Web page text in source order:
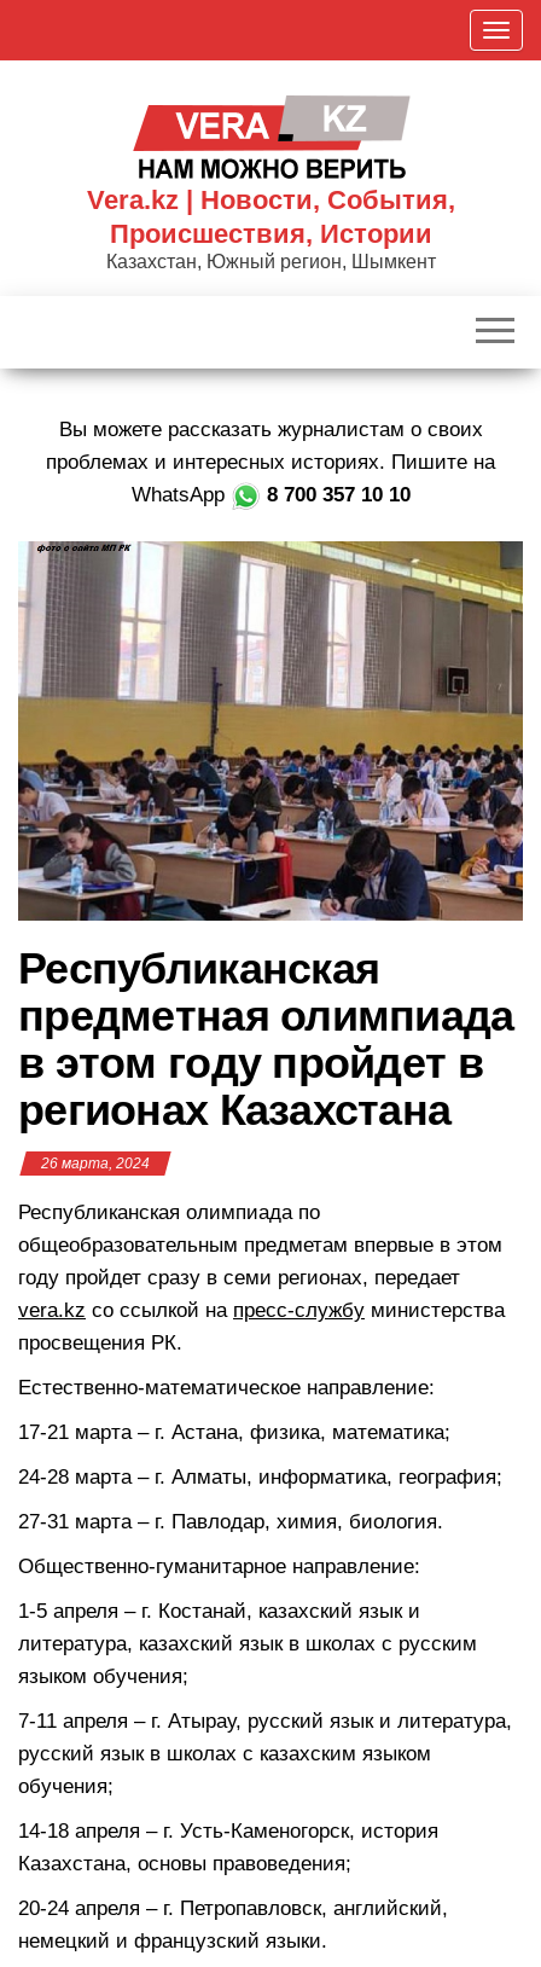
П
о
к
р
в
и
г
Vera.kz | Новости, События,
Происшествия, Истории
Казахстан, Южный регион, Шымкент
Вы можете рассказать журналистам о своих
проблемах и интересных историях. Пишите на
WhatsApp
8 700 357 10 10
Республиканская
предметная олимпиада
в этом году пройдет в
регионах Казахстана
26 марта, 2024
Республиканская олимпиада по
общеобразовательным предметам впервые в этом
году пройдет сразу в семи регионах, передает
vera.kz со ссылкой на пресс-службу министерства
просвещения РК.
Естественно-математическое направление:
17-21 марта – г. Астана, физика, математика;
24-28 марта – г. Алматы, информатика, география;
27-31 марта – г. Павлодар, химия, биология.
Общественно-гуманитарное направление:
1-5 апреля – г. Костанай, казахский язык и
литература, казахский язык в школах с русским
языком обучения;
7-11 апреля – г. Атырау, русский язык и литература,
русский язык в школах с казахским языком
обучения;
14-18 апреля – г. Усть-Каменогорск, история
Казахстана, основы правоведения;
20-24 апреля – г. Петропавловск, английский,
немецкий и французский языки.